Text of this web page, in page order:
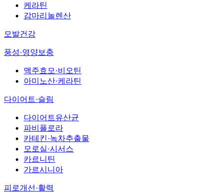
케라틴
감마리놀렌산
모발건강
풍성·영양보충
맥주효모·비오틴
아미노산·케라틴
다이어트·슬림
다이어트유산균
파비플로라
카테킨·녹차추출물
모로실·시서스
카르니틴
가르시니아
피로개선·활력